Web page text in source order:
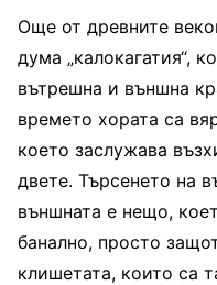
Още от древните
дума „калокагатия“,
вътрешна и външна
времето хората са
което заслужава
двете. Търсенето на
външната е нещо,
банално, просто
клишетата, които са